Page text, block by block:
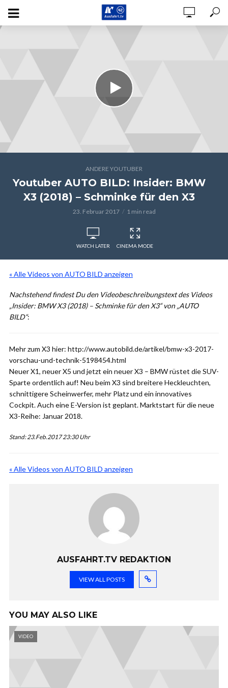
ANDERE YOUTUBER
Youtuber AUTO BILD: Insider: BMW
X3 (2018) – Schminke für den X3
23. Februar 2017 1 min read
WATCH LATER CINEMA MODE
« Alle Videos von AUTO BILD anzeigen
Nachstehend findest Du den Videobeschreibungstext des Videos
„Insider: BMW X3 (2018) – Schminke für den X3“ von „AUTO
BILD“:
Mehr zum X3 hier: http://www.autobild.de/artikel/bmw-x3-2017-
vorschau-und-technik-5198454.html
Neuer X1, neuer X5 und jetzt ein neuer X3 – BMW rüstet die SUV-
Sparte ordentlich auf! Neu beim X3 sind breitere Heckleuchten,
schnittigere Scheinwerfer, mehr Platz und ein innovatives
Cockpit. Auch eine E-Version ist geplant. Marktstart für die neue
X3-Reihe: Januar 2018.
Stand: 23.Feb.2017 23:30 Uhr
« Alle Videos von AUTO BILD anzeigen
AUSFAHRT.TV REDAKTION
VIEW ALL POSTS
YOU MAY ALSO LIKE
VIDEO